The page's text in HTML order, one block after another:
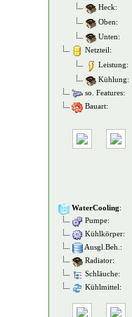
Heck:
Oben:
Unten:
Netzteil:
Leistung:
Kühlung:
so. Features:
Bauart:
WaterCooling:
Pumpe:
Kühlkörper:
Ausgl.Beh.:
Radiator:
Schläuche:
Kühlmittel: